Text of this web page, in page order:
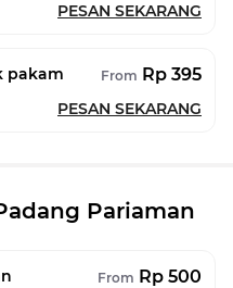
PESAN SEKARANG
pakam From Rp 395
PESAN SEKARANG
Pariaman
From Rp 500